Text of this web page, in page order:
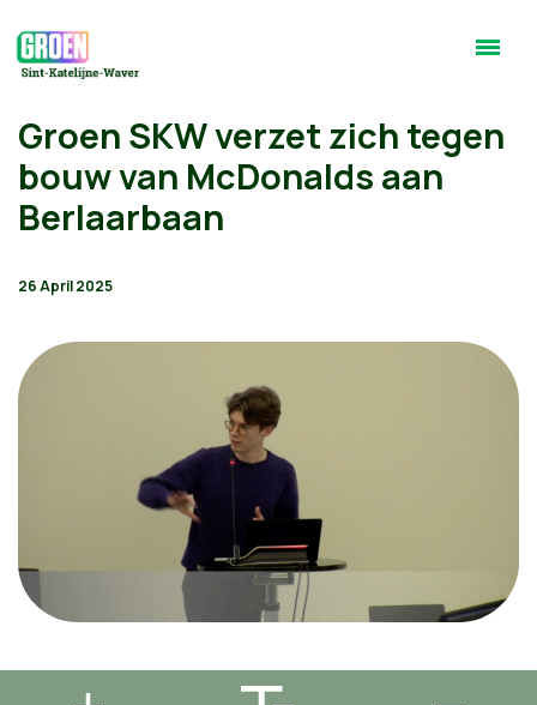
Groen SKW verzet zich tegen
bouw van McDonalds aan
Berlaarbaan
26 April 2025